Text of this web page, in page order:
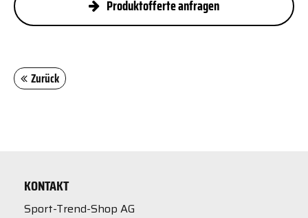
Produktofferte anfragen
Zurück
KONTAKT
Sport-Trend-Shop AG